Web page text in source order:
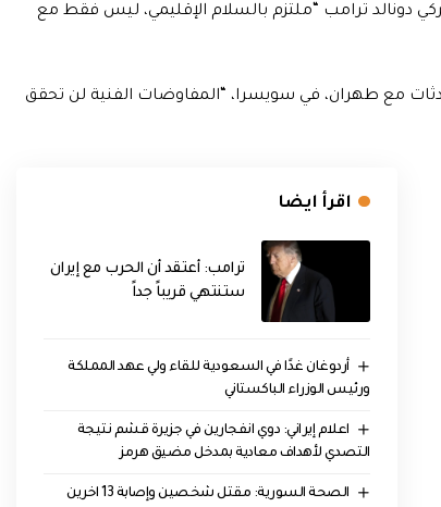
دونالد ترامب “ملتزم بالسلام الإقليمي، ليس فقط مع
مع طهران، في سويسرا، “المفاوضات الفنية لن تحقق
اقرأ ايضا
‏ترامب: أعتقد أن الحرب مع إيران
ستنتهي قريباً جداً
أردوغان غدًا في السعودية للقاء ولي عهد المملكة
ورئيس الوزراء الباكستاني
اعلام إيراني: دوي انفجارين في جزيرة قشم نتيجة
التصدي لأهداف معادية بمدخل مضيق هرمز
الصحة السورية: مقتل شخصين وإصابة 13 اخرين